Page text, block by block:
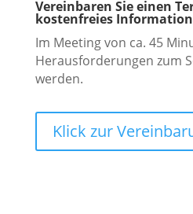
Vereinbaren Sie einen
kostenfreies
Im Meeting von ca. 45
Herausforderungen zum
werden.
Klick zur